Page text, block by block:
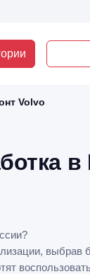
Volvo
в
выбрав